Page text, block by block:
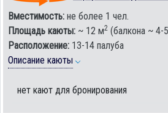
Вместимость: не более 1 чел.
Площадь каюты: ~ 12 м2 (балкона ~ 4-
Расположение: 13-14 палуба
Описание каюты
нет кают для бронирования